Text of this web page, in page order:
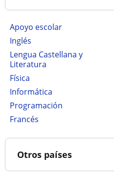
Apoyo escolar
Inglés
Lengua Castellana y
Literatura
Física
Informática
Programación
Francés
Otros países